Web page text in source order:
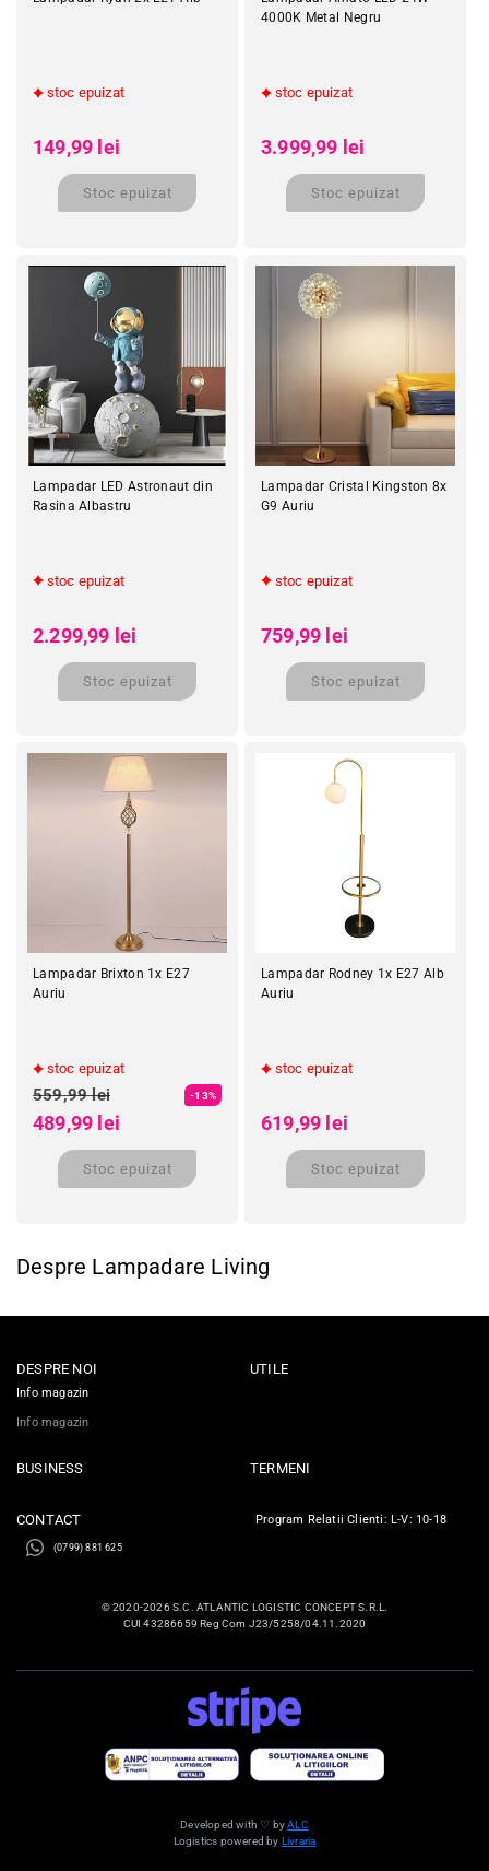
stoc epuizat
Preț redus
149,99 lei
Stoc epuizat
4000K Metal Negru
stoc epuizat
Preț redus
3.999,99 lei
Stoc epuizat
Lampadar LED Astronaut din
Rasina Albastru
stoc epuizat
Preț redus
2.299,99 lei
Stoc epuizat
Lampadar Cristal Kingston 8x
G9 Auriu
stoc epuizat
Preț redus
759,99 lei
Stoc epuizat
Lampadar Brixton 1x E27
Auriu
stoc epuizat
Preț obișnuit
559,99 lei -13%
Preț redus
489,99 lei
Stoc epuizat
Lampadar Rodney 1x E27 Alb
Auriu
stoc epuizat
Preț redus
619,99 lei
Stoc epuizat
Despre Lampadare Living
DESPRE NOI
Info magazin
Info magazin
UTILE
BUSINESS TERMENI
CONTACT
(0799) 881 625
Program Relatii Clienti: L-V: 10-18
© 2020-2026 S.C. ATLANTIC LOGISTIC CONCEPT S.R.L.
CUI 43286659 Reg Com J23/5258/04.11.2020
Developed with ♡ byALC
Logistics powered by Livraria